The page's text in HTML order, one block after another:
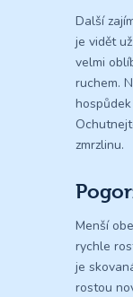
Další
je vidět
velmi
ruchem.
zmrzlinu.
Menší
rychle
je
rostou